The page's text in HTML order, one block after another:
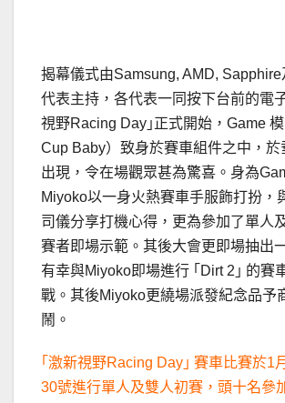
揭幕儀式由Samsung, AMD,
代表主持，各代表一同按下台前的電
視野Racing Day｣正式開始，Game
Cup Baby）致身於賽車組件之中，於
出現，令在場觀眾甚為驚喜。身為
Miyoko以一身火熱賽車手服飾打扮，
司儀分享打機心得，更為參加了單人
賽者即場示範。其後大會更即場抽出
有幸與Miyoko即場進行 ｢Dirt 2｣ 的賽
戰。其後Miyoko更繞場派發紀念品予
鬧。
｢激新視野Racing Day｣ 賽車比賽於1
30號進行單人及雙人初賽，頭十名參